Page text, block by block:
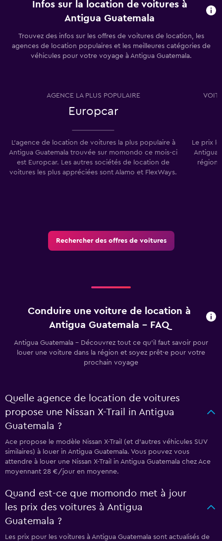
Infos sur la location de voitures à
Antigua Guatemala
Trouvez des infos sur les offres de voitures de location, les
agences de location populaires et les meilleures catégories de
véhicules pour votre voyage à Antigua Guatemala.
AGENCE LA PLUS POPULAIRE
Europcar
L'agence de location de voitures la plus populaire à
Antigua Guatemala trouvée sur momondo ce mois-ci
est Europcar. Les autres sociétés de location de
voitures les plus appréciées sont Alamo et FlexWays.
Le prix
Antigua
région,
Rechercher des offres de voitures
Conduire une voiture de location à
Antigua Guatemala - FAQ
Antigua Guatemala - Découvrez tout ce qu’il faut savoir pour
louer une voiture dans la région et soyez prêt·e pour votre
prochain voyage
Quelle agence de location de voitures
propose une Nissan X-Trail in Antigua
Guatemala ?
Ace propose le modèle Nissan X-Trail (et d'autres véhicules SUV
similaires) à louer in Antigua Guatemala. Vous pouvez vous
attendre à louer une Nissan X-Trail in Antigua Guatemala chez Ace
moyennant 28 €/jour en moyenne.
Quand est-ce que momondo met à jour
les prix des voitures à Antigua
Guatemala ?
Les prix pour les voitures à Antigua Guatemala sont actualisés de